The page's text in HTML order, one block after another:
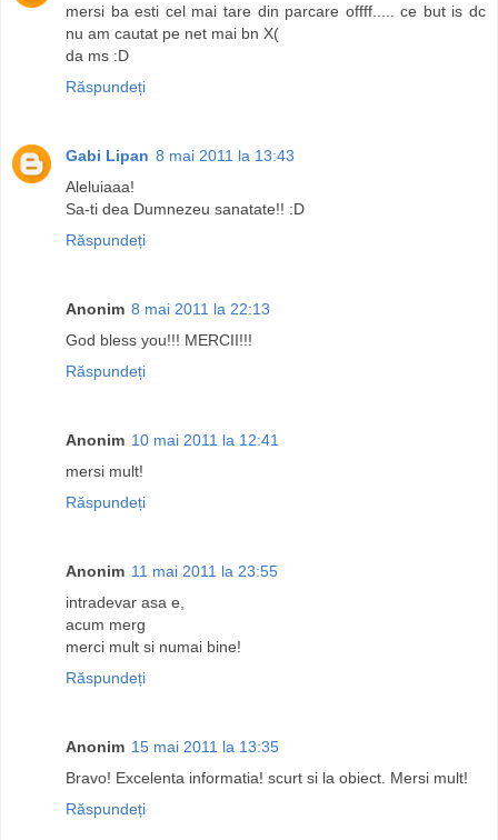
mersi ba esti cel mai tare din parcare offff..... ce but is dc
nu am cautat pe net mai bn X(
da ms :D
Răspundeți
Gabi Lipan 8 mai 2011 la 13:43
Aleluiaaa!
Sa-ti dea Dumnezeu sanatate!! :D
Răspundeți
Anonim 8 mai 2011 la 22:13
God bless you!!! MERCII!!!
Răspundeți
Anonim 10 mai 2011 la 12:41
mersi mult!
Răspundeți
Anonim 11 mai 2011 la 23:55
intradevar asa e,
acum merg
merci mult si numai bine!
Răspundeți
Anonim 15 mai 2011 la 13:35
Bravo! Excelenta informatia! scurt si la obiect. Mersi mult!
Răspundeți